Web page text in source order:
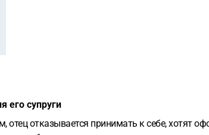
его супруги
отказывается принимать к себе, хотят